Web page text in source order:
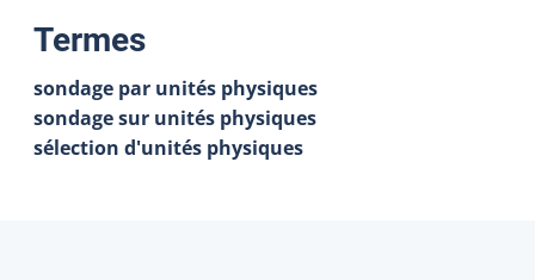
Termes:
sondage par unités physiques
sondage sur unités physiques
sélection d'unités physiques